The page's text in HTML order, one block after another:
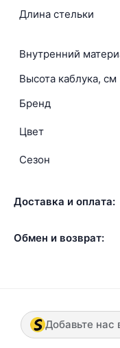
Длина стельки
Внутренний
Высота каблука, см
Бренд
Цвет
Сезон
Доставка и оплата:
Обмен и возврат:
Добавьте нас